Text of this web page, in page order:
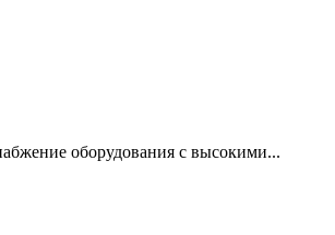
оборудования с высокими...